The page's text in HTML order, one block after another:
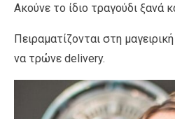
Ακούνε το ίδιο τραγούδι ξανά
Πειραματίζονται στη
να τρώνε delivery.